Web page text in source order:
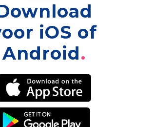
iOS of
Android